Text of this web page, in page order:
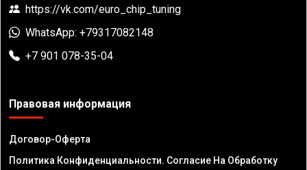
https://vk.com/euro_chip_tuning
WhatsApp: +79317082148
+7 901 078-35-04
Правовая информация
Договор-Оферта
Политика Конфиденциальности. Согласие На Обработку